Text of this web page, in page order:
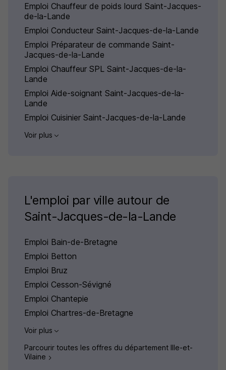
Emploi Chauffeur de poids lourd Saint-Jacques-
de-la-Lande
Emploi Conducteur Saint-Jacques-de-la-Lande
Emploi Préparateur de commande Saint-
Jacques-de-la-Lande
Emploi Chauffeur SPL Saint-Jacques-de-la-
Lande
Emploi Aide-soignant Saint-Jacques-de-la-
Lande
Emploi Cuisinier Saint-Jacques-de-la-Lande
Voir plus
L'emploi par ville autour de
Saint-Jacques-de-la-Lande
Emploi Bain-de-Bretagne
Emploi Betton
Emploi Bruz
Emploi Cesson-Sévigné
Emploi Chantepie
Emploi Chartres-de-Bretagne
Voir plus
Parcourir toutes les offres du département Ille-et-
Vilaine